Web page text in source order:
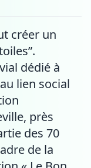
créer un
dédié à
lien social
près
des 70
de la